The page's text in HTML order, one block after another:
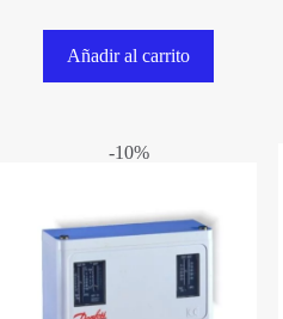
era:
168,00 €.
es:
Añadir al carrito
-10%